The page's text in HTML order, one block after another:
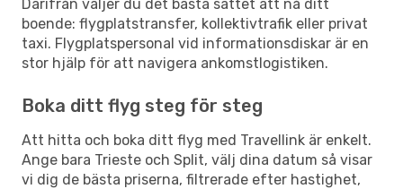
Därifrån väljer du det bästa sättet att nå ditt
boende: flygplatstransfer, kollektivtrafik eller privat
taxi. Flygplatspersonal vid informationsdiskar är en
stor hjälp för att navigera ankomstlogistiken.
Boka ditt flyg steg för steg
Att hitta och boka ditt flyg med Travellink är enkelt.
Ange bara Trieste och Split, välj dina datum så visar
vi dig de bästa priserna, filtrerade efter hastighet,